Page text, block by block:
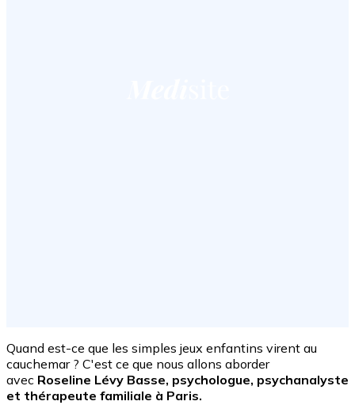
Quand est-ce que les simples jeux enfantins virent au
cauchemar ? C'est ce que nous allons aborder
avec Roseline Lévy Basse, psychologue, psychanalyste
et thérapeute familiale à Paris.